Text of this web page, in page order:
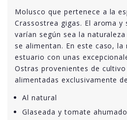
Molusco que pertenece a la
Crassostrea gigas. El aroma
varían según sea la
se alimentan. En este caso, la
estuario con unas
Ostras provenientes de
alimentadas exclusivamente
Al natural
Glaseada y tomate ahumado